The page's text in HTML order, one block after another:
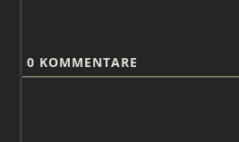
0 KOMMENTARE